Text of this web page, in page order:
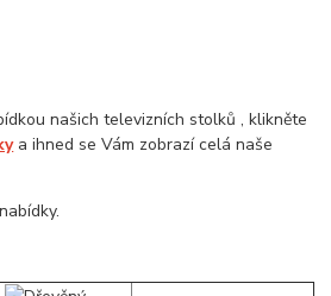
našich televizních stolků , klikněte
a ihned se Vám zobrazí celá naše